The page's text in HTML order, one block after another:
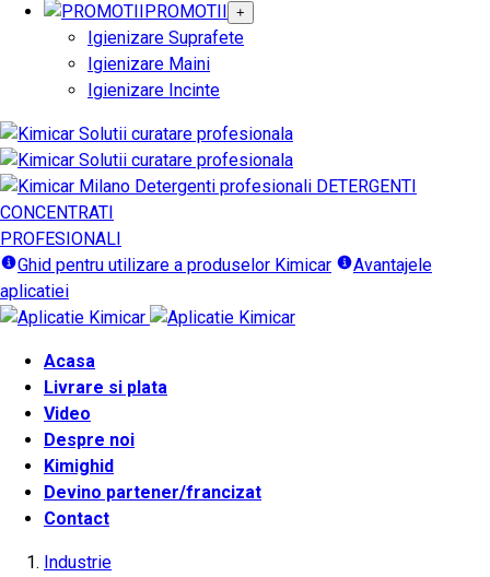
PROMOTII +
Igienizare Suprafete
Igienizare Maini
Igienizare Incinte
DETERGENTI
CONCENTRATI
PROFESIONALI
Ghid pentru utilizare a produselor Kimicar
Avantajele
aplicatiei
Acasa
Livrare si plata
Video
Despre noi
Kimighid
Devino partener/francizat
Contact
Industrie